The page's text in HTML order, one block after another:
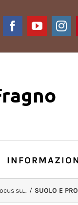
FacebookYouTube
su… / SUOLO E